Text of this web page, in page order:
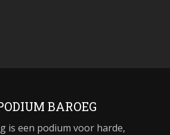
BAROEG
is een podium voor harde,